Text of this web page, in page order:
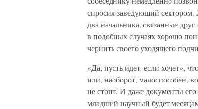
спросил заведующий сектором.
два начальника, связанные
в подобных случаях хорошо
чернить своего уходящего
«Да, пусть идет, если хочет»,
или, наоборот, малоспособен,
не стоит. И даже документы
младший научный будет